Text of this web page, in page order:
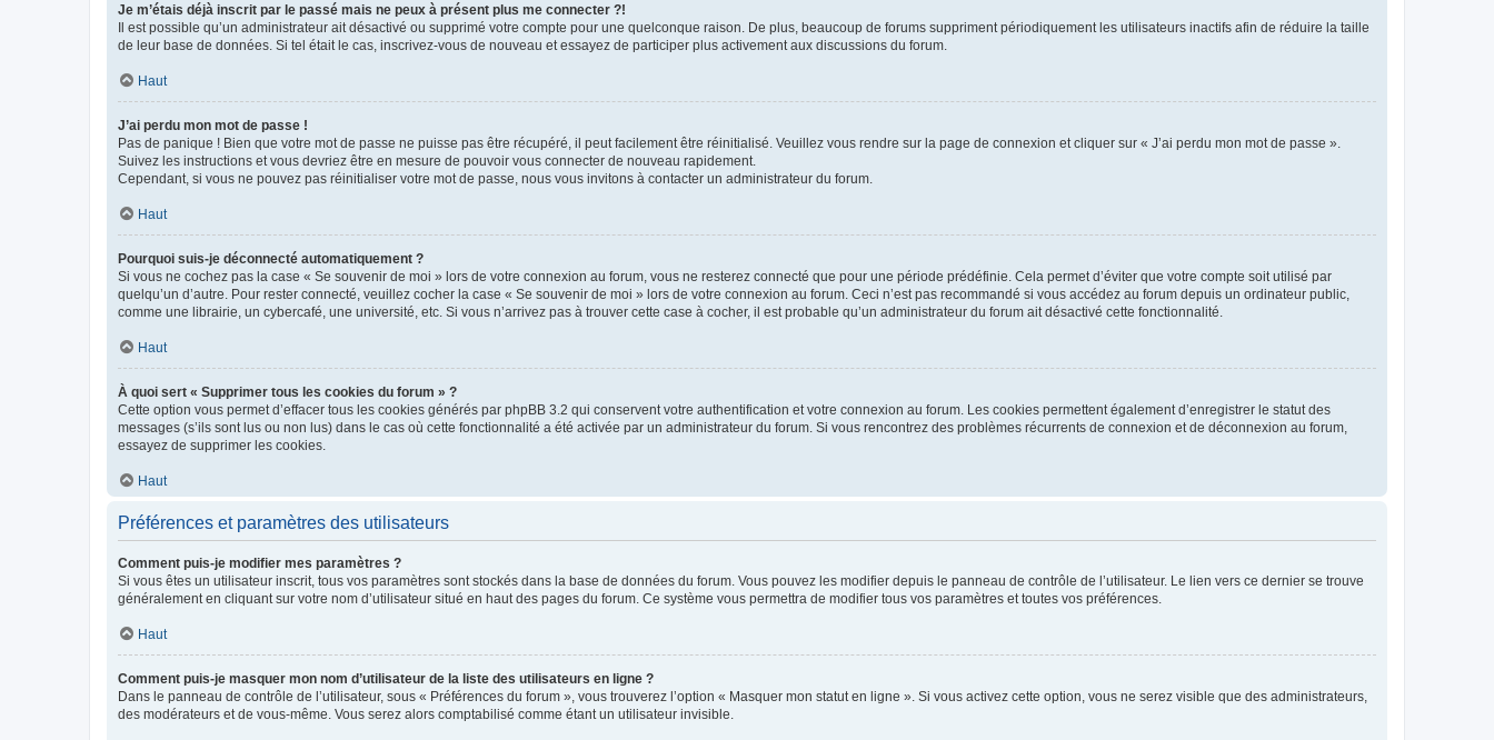
Je m’étais déjà inscrit par le passé mais ne peux à présent plus me connecter ?!
Il est possible qu’un administrateur ait désactivé ou supprimé votre compte pour une quelconque raison. De plus, beaucoup de forums suppriment périodiquement les utilisateurs inactifs afin de réduire la taille
de leur base de données. Si tel était le cas, inscrivez-vous de nouveau et essayez de participer plus activement aux discussions du forum.
Haut
J’ai perdu mon mot de passe !
Pas de panique ! Bien que votre mot de passe ne puisse pas être récupéré, il peut facilement être réinitialisé. Veuillez vous rendre sur la page de connexion et cliquer sur « J’ai perdu mon mot de passe ».
Suivez les instructions et vous devriez être en mesure de pouvoir vous connecter de nouveau rapidement.
Cependant, si vous ne pouvez pas réinitialiser votre mot de passe, nous vous invitons à contacter un administrateur du forum.
Haut
Pourquoi suis-je déconnecté automatiquement ?
Si vous ne cochez pas la case « Se souvenir de moi » lors de votre connexion au forum, vous ne resterez connecté que pour une période prédéfinie. Cela permet d’éviter que votre compte soit utilisé par
quelqu’un d’autre. Pour rester connecté, veuillez cocher la case « Se souvenir de moi » lors de votre connexion au forum. Ceci n’est pas recommandé si vous accédez au forum depuis un ordinateur public,
comme une librairie, un cybercafé, une université, etc. Si vous n’arrivez pas à trouver cette case à cocher, il est probable qu’un administrateur du forum ait désactivé cette fonctionnalité.
Haut
À quoi sert « Supprimer tous les cookies du forum » ?
Cette option vous permet d’effacer tous les cookies générés par phpBB 3.2 qui conservent votre authentification et votre connexion au forum. Les cookies permettent également d’enregistrer le statut des
messages (s’ils sont lus ou non lus) dans le cas où cette fonctionnalité a été activée par un administrateur du forum. Si vous rencontrez des problèmes récurrents de connexion et de déconnexion au forum,
essayez de supprimer les cookies.
Haut
Préférences et paramètres des utilisateurs
Comment puis-je modifier mes paramètres ?
Si vous êtes un utilisateur inscrit, tous vos paramètres sont stockés dans la base de données du forum. Vous pouvez les modifier depuis le panneau de contrôle de l’utilisateur. Le lien vers ce dernier se trouve
généralement en cliquant sur votre nom d’utilisateur situé en haut des pages du forum. Ce système vous permettra de modifier tous vos paramètres et toutes vos préférences.
Haut
Comment puis-je masquer mon nom d’utilisateur de la liste des utilisateurs en ligne ?
Dans le panneau de contrôle de l’utilisateur, sous « Préférences du forum », vous trouverez l’option « Masquer mon statut en ligne ». Si vous activez cette option, vous ne serez visible que des administrateurs,
des modérateurs et de vous-même. Vous serez alors comptabilisé comme étant un utilisateur invisible.